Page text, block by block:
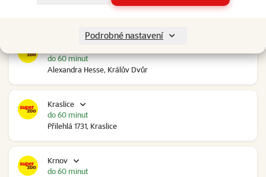
Podrobné nastavení
Alexandra Hesse, Králův Dvůr
do 60 minut
Kraslice
Přilehlá 1731, Kraslice
do 60 minut
Krnov
do 60 minut